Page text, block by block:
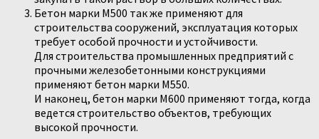
Бетон марки М500 так же применяют для
строительства сооружений, эксплуатация которых
требует особой прочности и устойчивости.
Для строительства промышленных предприятий с
прочными железобетонными конструкциями
применяют бетон марки М550.
И наконец, бетон марки М600 применяют тогда, когда
ведется строительство объектов, требующих
высокой прочности.